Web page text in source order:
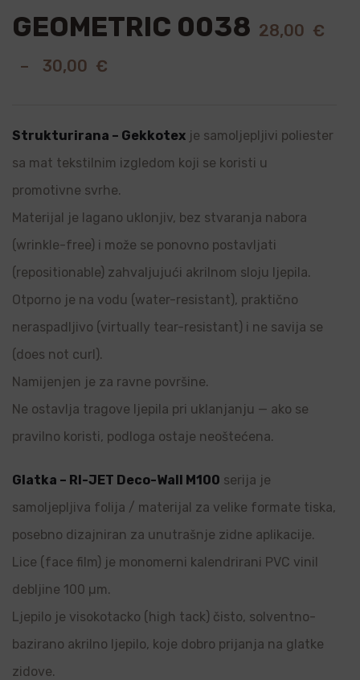
GEOMETRIC 0038 28,00 €
–
30,00 €
Strukturirana – Gekkotex je samoljepljivi poliester
sa mat tekstilnim izgledom koji se koristi u
promotivne svrhe.
Materijal je lagano uklonjiv, bez stvaranja nabora
(wrinkle-free) i može se ponovno postavljati
(repositionable) zahvaljujući akrilnom sloju ljepila.
Otporno je na vodu (water-resistant), praktično
neraspadljivo (virtually tear-resistant) i ne savija se
(does not curl).
Namijenjen je za ravne površine.
Ne ostavlja tragove ljepila pri uklanjanju — ako se
pravilno koristi, podloga ostaje neoštećena.
Glatka – RI-JET Deco-Wall M100 serija je
samoljepljiva folija / materijal za velike formate tiska,
posebno dizajniran za unutrašnje zidne aplikacije.
Lice (face film) je monomerni kalendrirani PVC vinil
debljine 100 µm.
Ljepilo je visokotacko (high tack) čisto, solventno-
bazirano akrilno ljepilo, koje dobro prijanja na glatke
zidove.